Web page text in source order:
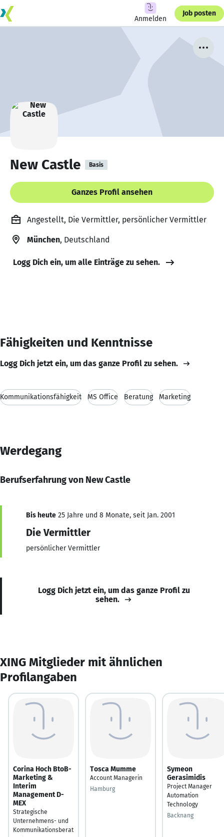
Anmelden
Job posten
New Castle Basis
Ganzes Profil ansehen
Angestellt, Die Vermittler, persönlicher Vermittler
München, Deutschland
Logg Dich ein, um alle Einträge zu sehen.
Fähigkeiten und Kenntnisse
Logg Dich jetzt ein, um das ganze Profil zu sehen.
Kommunikationsfähigkeit MS Office Beratung Marketing
Werdegang
Berufserfahrung von New Castle
Bis heute 25 Jahre und 8 Monate, seit Jan. 2001
Die Vermittler
persönlicher Vermittler
Logg Dich jetzt ein, um das ganze Profil zu
sehen.
XING Mitglieder mit ähnlichen
Profilangaben
Corina Hoch BtoB-
Marketing &
Interim
Management D-
MEX
Strategische
Unternehmens- und
Kommunikationsberat
Tosca Mumme
Account Managerin
Hamburg
Symeon
Gerasimidis
Project Manager
Automation
Technology
Backnang